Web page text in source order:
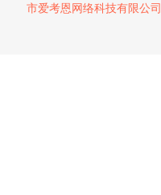
市爱考恩网络科技有限公司